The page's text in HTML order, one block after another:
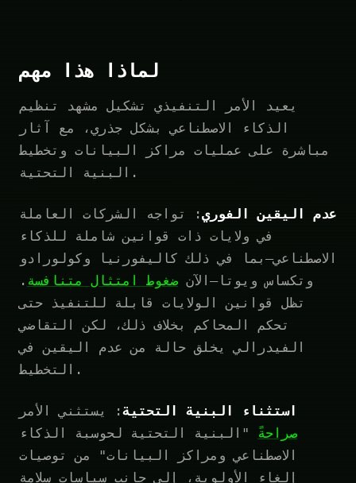
لماذا هذا مهم
يعيد الأمر التنفيذي تشكيل مشهد تنظيم
الذكاء الاصطناعي بشكل جذري، مع آثار
مباشرة على عمليات مراكز البيانات وتخطيط
البنية التحتية.
عدم اليقين الفوري: تواجه الشركات العاملة
في ولايات ذات قوانين شاملة للذكاء
الاصطناعي—بما في ذلك كاليفورنيا وكولورادو
وتكساس ويوتا—الآن ضغوط امتثال متنافسة .
تظل قوانين الولايات قابلة للتنفيذ حتى
تحكم المحاكم بخلاف ذلك، لكن التقاضي
الفيدرالي يخلق حالة من عدم اليقين في
التخطيط.
استثناء البنية التحتية: يستثني الأمر
صراحةً "البنية التحتية لحوسبة الذكاء
الاصطناعي ومراكز البيانات" من توصيات
إلغاء الأولوية، إلى جانب سياسات سلامة